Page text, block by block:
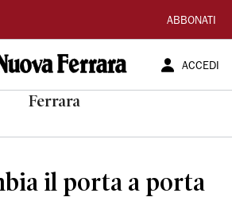
ABBONATI
ACCEDI
Ferrara
il porta a porta